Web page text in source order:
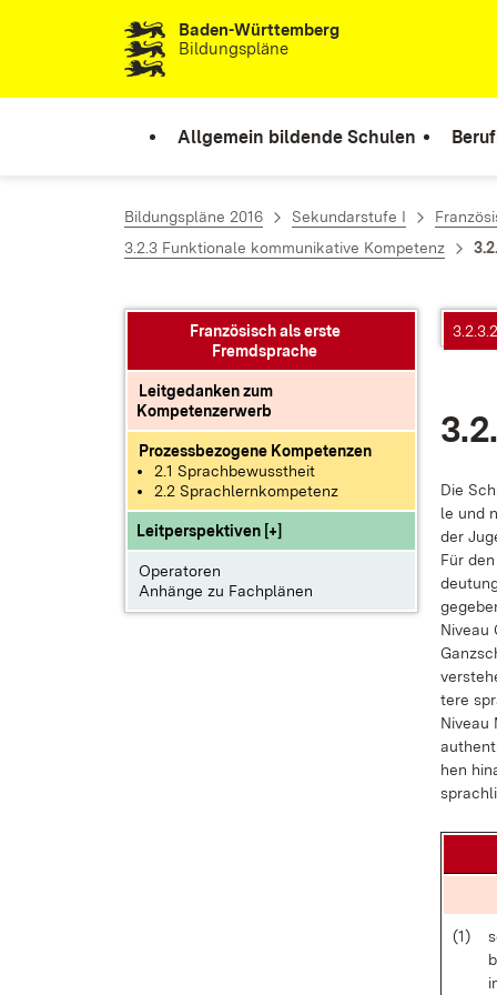
Zum Inhalt springenBaden-Württemberg
Bildungspläne
Allgemein bildende Schulen
Bildungspläne 2016 Sekundarstufe I
3.2.3 Funktionale kommunikative Kompetenz
Französisch als erste
Fremdsprache
Leitgedanken zum
Kompetenzerwerb
Prozessbezogene Kompetenzen
2.1 Sprachbewusstheit
2.2 Sprachlernkompetenz
Leitperspektiven [+]
Operatoren
Anhänge zu Fachplänen
Die
le und
der
Für
Ni­veau
te­re
Ni­veau
hen
(1)